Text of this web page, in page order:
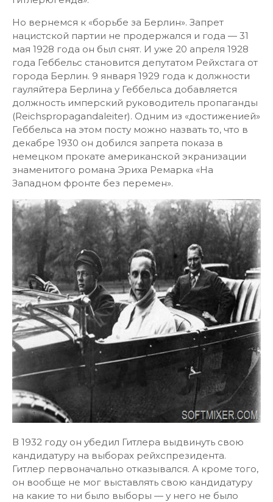
Но вернемся к «борьбе за Берлин». Запрет
нацистской партии не продержался и года — 31
мая 1928 года он был снят. И уже 20 апреля 1928
года Геббельс становится депутатом Рейхстага от
города Берлин. 9 января 1929 года к должности
гауляйтера Берлина у Геббельса добавляется
должность имперский руководитель пропаганды
(Reichspropagandaleiter). Одним из «достиженией»
Геббельса на этом посту можно назвать то, что в
декабре 1930 он добился запрета показа в
немецком прокате американской экранизации
знаменитого романа Эриха Ремарка «На
Западном фронте без перемен».
В 1932 году он убедил Гитлера выдвинуть свою
кандидатуру на выборах рейхспрезидента.
Гитлер первоначально отказывался. А кроме того,
он вообще не мог выставлять свою кандидатуру
на какие то ни было выборы — у него не было